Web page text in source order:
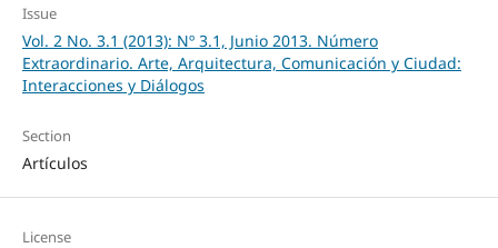
Issue
Vol. 2 No. 3.1 (2013): Nº 3.1, Junio 2013. Número
Extraordinario. Arte, Arquitectura, Comunicación y Ciudad:
Interacciones y Diálogos
Section
Artículos
License